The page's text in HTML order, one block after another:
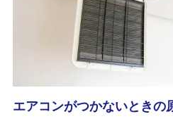
エアコンがつかないときの